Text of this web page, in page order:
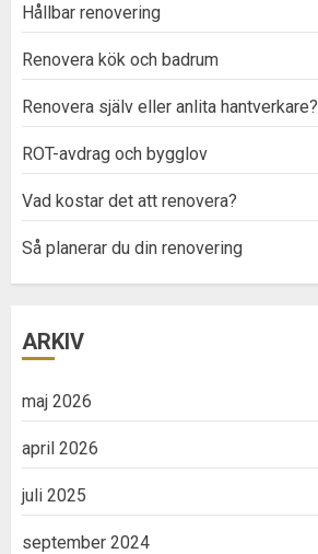
Hållbar renovering
Renovera kök och badrum
Renovera själv eller anlita hantverkare?
ROT-avdrag och bygglov
Vad kostar det att renovera?
Så planerar du din renovering
ARKIV
maj 2026
april 2026
juli 2025
september 2024